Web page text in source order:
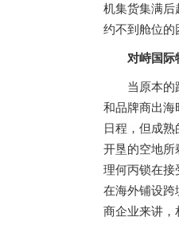
机集货集满后
约不到舱位的
对峙国际
当原本的
和品牌商出海
日程，但成
开垦的空地所
理何丙锁在接
在海外铺设跨
商企业来讲，